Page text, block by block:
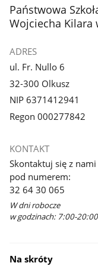
stopka
Państwowa
Wojciecha Kilara
ADRES
ul. Fr. Nullo 6
32-300 Olkusz
NIP 6371412941
Regon 000277842
KONTAKT
Skontaktuj się z nami
pod numerem:
32 64 30 065
W dni robocze
w godzinach: 7:00-20:00
Na skróty